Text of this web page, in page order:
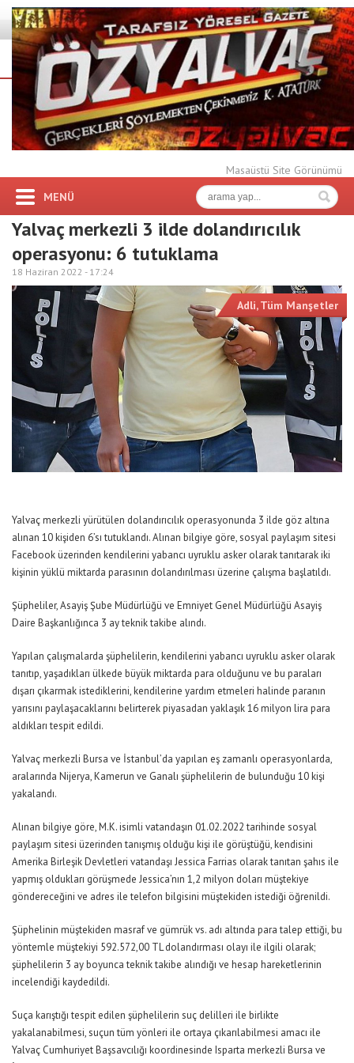
Masaüstü Site Görünümü
MENÜ
Yalvaç merkezli 3 ilde dolandırıcılık
operasyonu: 6 tutuklama
18 Haziran 2022 - 17:24
Adli,Tüm Manşetler
Yalvaç merkezli yürütülen dolandırıcılık operasyonunda 3 ilde göz altına
alınan 10 kişiden 6’sı tutuklandı. Alınan bilgiye göre, sosyal paylaşım sitesi
Facebook üzerinden kendilerini yabancı uyruklu asker olarak tanıtarak iki
kişinin yüklü miktarda parasının dolandırılması üzerine çalışma başlatıldı.
Şüpheliler, Asayiş Şube Müdürlüğü ve Emniyet Genel Müdürlüğü Asayiş
Daire Başkanlığınca 3 ay teknik takibe alındı.
Yapılan çalışmalarda şüphelilerin, kendilerini yabancı uyruklu asker olarak
tanıtıp, yaşadıkları ülkede büyük miktarda para olduğunu ve bu paraları
dışarı çıkarmak istediklerini, kendilerine yardım etmeleri halinde paranın
yarısını paylaşacaklarını belirterek piyasadan yaklaşık 16 milyon lira para
aldıkları tespit edildi.
Yalvaç merkezli Bursa ve İstanbul’da yapılan eş zamanlı operasyonlarda,
aralarında Nijerya, Kamerun ve Ganalı şüphelilerin de bulunduğu 10 kişi
yakalandı.
Alınan bilgiye göre, M.K. isimli vatandaşın 01.02.2022 tarihinde sosyal
paylaşım sitesi üzerinden tanışmış olduğu kişi ile görüştüğü, kendisini
Amerika Birleşik Devletleri vatandaşı Jessica Farrias olarak tanıtan şahıs ile
yapmış oldukları görüşmede Jessica’nın 1,2 milyon doları müştekiye
göndereceğini ve adres ile telefon bilgisini müştekiden istediği öğrenildi.
Şüphelinin müştekiden masraf ve gümrük vs. adı altında para talep ettiği, bu
yöntemle müştekiyi 592.572,00 TL dolandırması olayı ile ilgili olarak;
şüphelilerin 3 ay boyunca teknik takibe alındığı ve hesap hareketlerinin
incelendiği kaydedildi.
Suça karıştığı tespit edilen şüphelilerin suç delilleri ile birlikte
yakalanabilmesi, suçun tüm yönleri ile ortaya çıkarılabilmesi amacı ile
Yalvaç Cumhuriyet Başsavcılığı koordinesinde Isparta merkezli Bursa ve